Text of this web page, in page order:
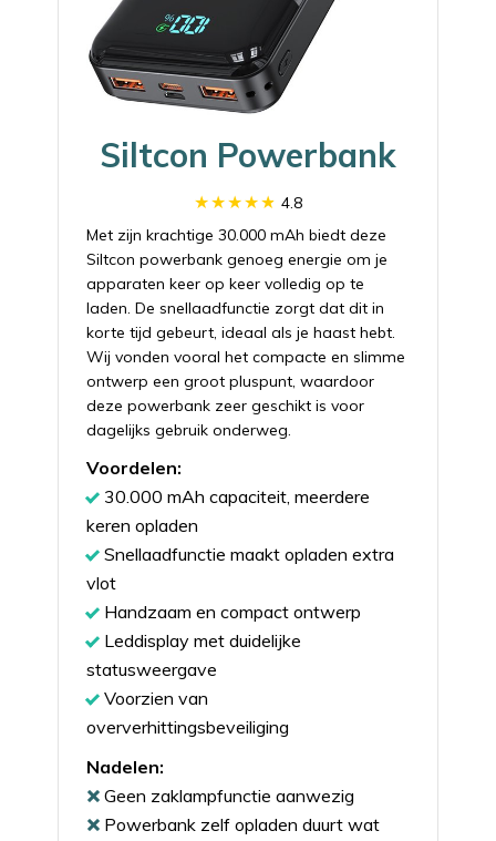
Siltcon Powerbank
4.8
Met zijn krachtige 30.000 mAh biedt deze
Siltcon powerbank genoeg energie om je
apparaten keer op keer volledig op te
laden. De snellaadfunctie zorgt dat dit in
korte tijd gebeurt, ideaal als je haast hebt.
Wij vonden vooral het compacte en slimme
ontwerp een groot pluspunt, waardoor
deze powerbank zeer geschikt is voor
dagelijks gebruik onderweg.
Voordelen:
30.000 mAh capaciteit, meerdere
keren opladen
Snellaadfunctie maakt opladen extra
vlot
Handzaam en compact ontwerp
Leddisplay met duidelijke
statusweergave
Voorzien van
oververhittingsbeveiliging
Nadelen:
Geen zaklampfunctie aanwezig
Powerbank zelf opladen duurt wat